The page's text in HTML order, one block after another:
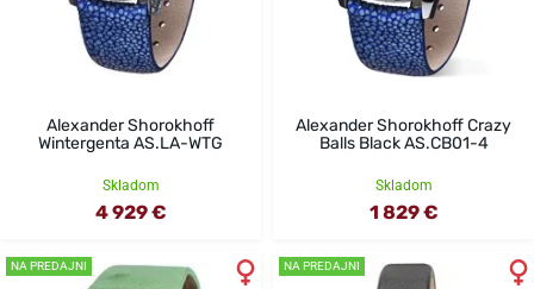
Alexander Shorokhoff
Wintergenta AS.LA-WTG
Skladom
4 929 €
Alexander Shorokhoff Crazy
Balls Black AS.CB01-4
Skladom
1 829 €
NA PREDAJNI NA PREDAJNI